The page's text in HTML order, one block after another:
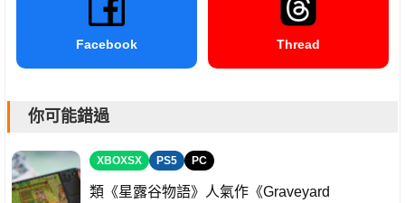
Facebook Thread
你可能錯過
XBOXSX PS5 PC
類《星露谷物語》人氣作《Graveyard